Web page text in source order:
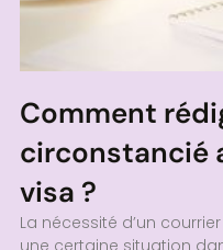
Comment
circonstancié
visa ?
La nécessité d’un